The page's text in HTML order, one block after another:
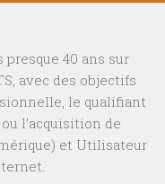
presque 40 ans sur
avec des objectifs
le qualifiant
l’acquisition de
et Utilisateur